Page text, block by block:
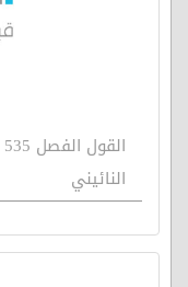
النائيني